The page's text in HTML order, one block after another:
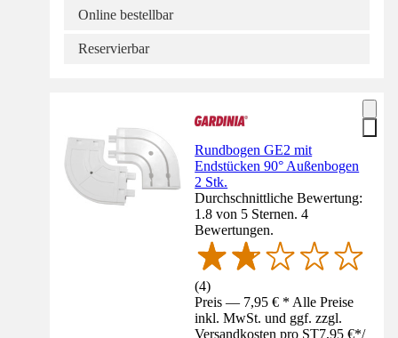
Online bestellbar
Reservierbar
Rundbogen GE2 mit
Endstücken 90° Außenbogen
2 Stk.
Durchschnittliche Bewertung:
1.8 von 5 Sternen. 4
Bewertungen.
(4)
Preis — 7,95 € * Alle Preise
inkl. MwSt. und ggf. zzgl.
Versandkosten pro ST7,95 €*/